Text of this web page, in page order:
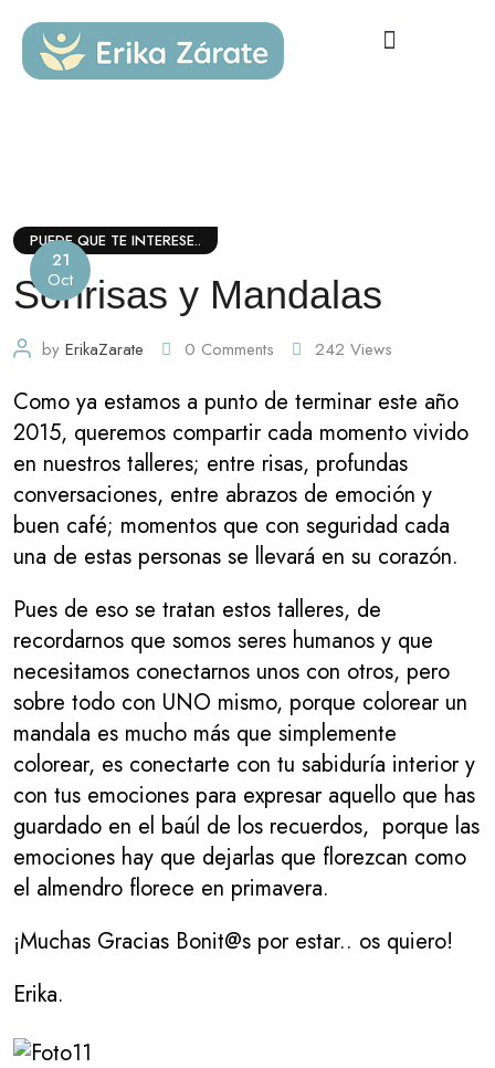
21
Oct
PUEDE QUE TE INTERESE..
Sonrisas y Mandalas
by ErikaZarate 0 Comments 242 Views
Como ya estamos a punto de terminar este año
2015, queremos compartir cada momento vivido
en nuestros talleres; entre risas, profundas
conversaciones, entre abrazos de emoción y
buen café; momentos que con seguridad cada
una de estas personas se llevará en su corazón.
Pues de eso se tratan estos talleres, de
recordarnos que somos seres humanos y que
necesitamos conectarnos unos con otros, pero
sobre todo con UNO mismo, porque colorear un
mandala es mucho más que simplemente
colorear, es conectarte con tu sabiduría interior y
con tus emociones para expresar aquello que has
guardado en el baúl de los recuerdos, porque las
emociones hay que dejarlas que florezcan como
el almendro florece en primavera.
¡Muchas Gracias Bonit@s por estar.. os quiero!
Erika.